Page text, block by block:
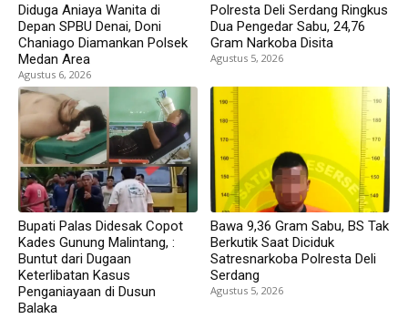
Diduga Aniaya Wanita di
Depan SPBU Denai, Doni
Chaniago Diamankan Polsek
Medan Area
Agustus 6, 2026
Polresta Deli Serdang Ringkus
Dua Pengedar Sabu, 24,76
Gram Narkoba Disita
Agustus 5, 2026
Bupati Palas Didesak Copot
Kades Gunung Malintang, :
Buntut dari Dugaan
Keterlibatan Kasus
Penganiayaan di Dusun
Balaka
Bawa 9,36 Gram Sabu, BS Tak
Berkutik Saat Diciduk
Satresnarkoba Polresta Deli
Serdang
Agustus 5, 2026